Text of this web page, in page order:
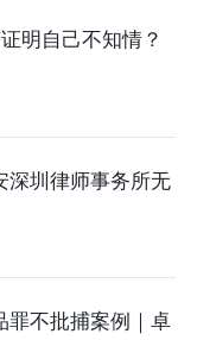
明自己不知情？
深圳律师事务所无
罪不批捕案例｜卓